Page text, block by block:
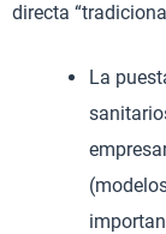
directa
La